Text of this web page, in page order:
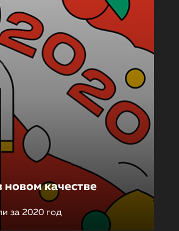
качестве
за 2020 год